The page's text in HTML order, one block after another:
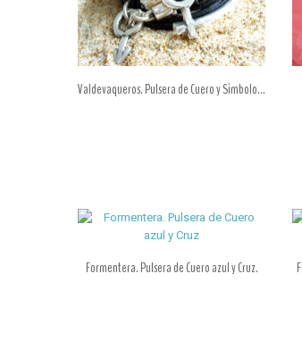
Valdevaqueros. Pulsera de Cuero y Símbolo...
Formentera. Pulsera de Cuero azul y Cruz.